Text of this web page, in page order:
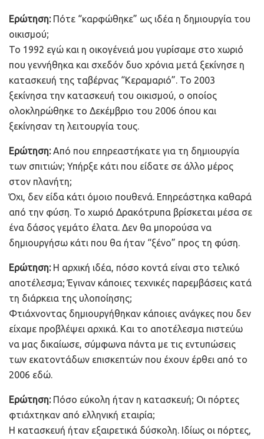
Ερώτηση:Πότε “καρφώθηκε” ως ιδέα η δημιουργία του
οικισμού;
Το 1992 εγώ και η οικογένειά μου γυρίσαμε στο χωριό
που γεννήθηκα και σχεδόν δυο χρόνια μετά ξεκίνησε η
κατασκευή της ταβέρνας “Κεραμαριό”. Το 2003
ξεκίνησα την κατασκευή του οικισμού, ο οποίος
ολοκληρώθηκε το Δεκέμβριο του 2006 όπου και
ξεκίνησαν τη λειτουργία τους.
Ερώτηση:Από που επηρεαστήκατε για τη δημιουργία
των σπιτιών; Υπήρξε κάτι που είδατε σε άλλο μέρος
στον πλανήτη;
Όχι, δεν είδα κάτι όμοιο πουθενά. Επηρεάστηκα καθαρά
από την φύση. Το χωριό Δρακότρυπα βρίσκεται μέσα σε
ένα δάσος γεμάτο έλατα. Δεν θα μπορούσα να
δημιουργήσω κάτι που θα ήταν “ξένο” προς τη φύση.
Ερώτηση:Η αρχική ιδέα, πόσο κοντά είναι στο τελικό
αποτέλεσμα; Έγιναν κάποιες τεχνικές παρεμβάσεις κατά
τη διάρκεια της υλοποίησης;
Φτιάχνοντας δημιουργήθηκαν κάποιες ανάγκες που δεν
είχαμε προβλέψει αρχικά. Και το αποτέλεσμα πιστεύω
να μας δικαίωσε, σύμφωνα πάντα με τις εντυπώσεις
των εκατοντάδων επισκεπτών που έχουν έρθει από το
2006 εδώ.
Ερώτηση:Πόσο εύκολη ήταν η κατασκευή; Οι πόρτες
φτιάχτηκαν από ελληνική εταιρία;
Η κατασκευή ήταν εξαιρετικά δύσκολη. Ιδίως οι πόρτες,